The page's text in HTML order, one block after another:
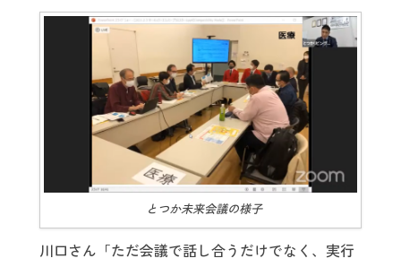
とつか未来会議の様子
川口さん「ただ会議で話し合うだけでなく、実行